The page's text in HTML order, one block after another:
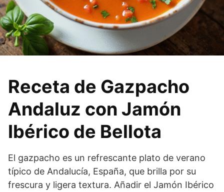
Receta de Gazpacho
Andaluz con Jamón
Ibérico de Bellota
El gazpacho es un refrescante plato de verano
típico de Andalucía, España, que brilla por su
frescura y ligera textura. Añadir el Jamón Ibérico